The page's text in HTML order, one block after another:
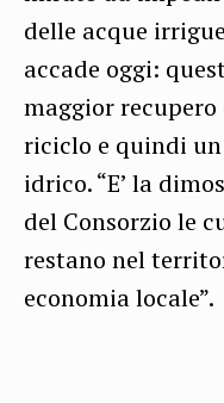
delle acque
accade oggi:
maggior
riciclo e quindi
idrico. “E’ la
del Consorzio le
restano nel
economia locale”.